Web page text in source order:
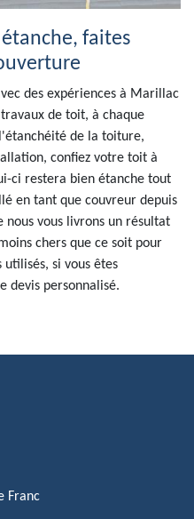
faites
des expériences à Marillac
de toit, à chaque
de la toiture,
confiez votre toit à
ci restera bien étanche tout
en tant que couvreur depuis
nous vous livrons un résultat
chers que ce soit pour
utilisés, si vous êtes
devis personnalisé.
Franc